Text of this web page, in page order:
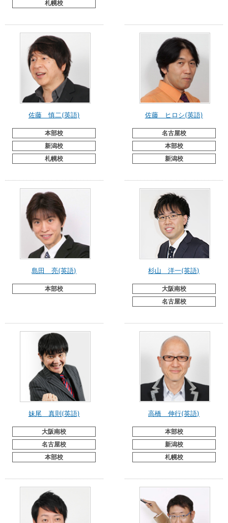
札幌校
佐藤 慎二(英語)
本部校
新潟校
札幌校
佐藤 ヒロシ(英語)
名古屋校
本部校
新潟校
島田 亮(英語)
本部校
杉山 洋一(英語)
大阪南校
名古屋校
妹尾 真則(英語)
大阪南校
名古屋校
本部校
高橋 伸行(英語)
本部校
新潟校
札幌校